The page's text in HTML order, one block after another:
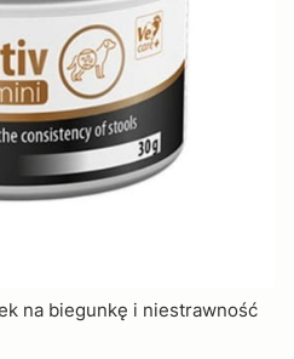
na biegunkę i niestrawność